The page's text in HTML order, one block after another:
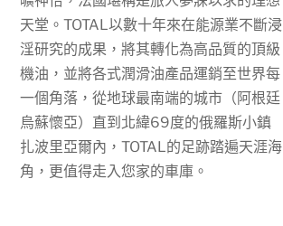
天堂。TOTAL以數十年來在能源業不斷浸
淫研究的成果，將其轉化為高品質的頂級
機油，並將各式潤滑油產品運銷至世界每
一個角落，從地球最南端的城市（阿根廷
烏蘇懷亞）直到北緯69度的俄羅斯小鎮
扎波里亞爾內，TOTAL的足跡踏遍天涯海
角，更值得走入您家的車庫。